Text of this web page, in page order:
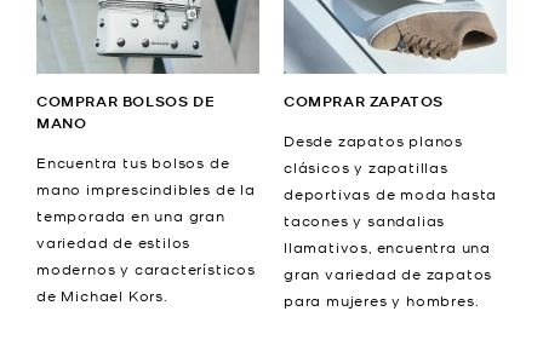
COMPRAR BOLSOS DE
MANO
Encuentra tus bolsos de
mano imprescindibles de la
temporada en una gran
variedad de estilos
modernos y característicos
de Michael Kors.
COMPRAR ZAPATOS
Desde zapatos planos
clásicos y zapatillas
deportivas de moda hasta
tacones y sandalias
llamativos, encuentra una
gran variedad de zapatos
para mujeres y hombres.